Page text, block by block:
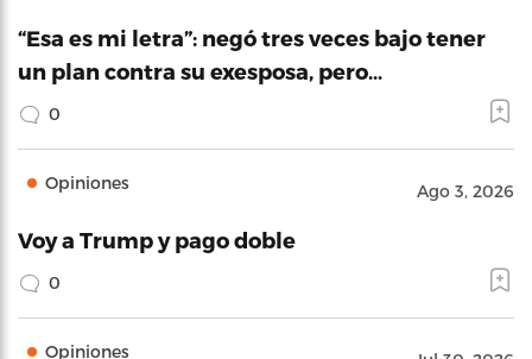
“Esa es mi letra”: negó tres veces bajo tener
un plan contra su exesposa, pero…
0
Opiniones Ago 3, 2026
Voy a Trump y pago doble
0
Opiniones